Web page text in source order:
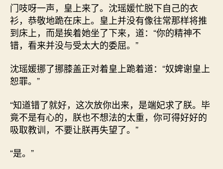
门吱呀一声，皇上来了。沈瑶媛忙脱下自己的衣
衫，恭敬地跪在床上。皇上并没有像往常那样将推
到床上，而是挨着她坐了下来，道：“你的精神不
错，看来并没与受太大的委屈。”
沈瑶媛挪了挪膝盖正对着皇上跪着道：“奴婢谢皇上
恕罪。”
“知道错了就好，这次放你出来，是端妃求了朕。毕
竟不是有心的，朕也不想法的太重，你可得好好的
吸取教训，不要让朕再失望了。”
“是。”